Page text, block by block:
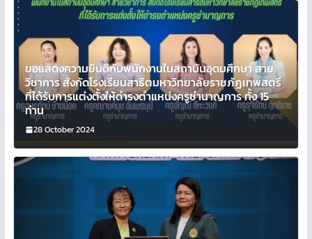
ขอแสดงความยินดีกับพนักงานในสถาบันอุดมศึกษา สาย
วิชาการ สังกัดโรงเรียนสาธิตมหาวิทยาลัยราชภัฏเทพสตรี
ที่ได้รับการแต่งตั้งให้ดำรงตำแหน่งครูชำนาญการ ทั้ง 15
ท่าน
28 October 2024